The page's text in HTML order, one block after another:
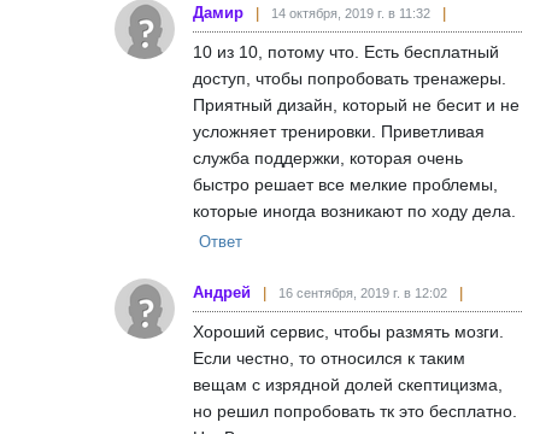
Дамир 14 октября, 2019 г. в 11:32
10 из 10, потому что. Есть бесплатный
доступ, чтобы попробовать тренажеры.
Приятный дизайн, который не бесит и не
усложняет тренировки. Приветливая
служба поддержки, которая очень
быстро решает все мелкие проблемы,
которые иногда возникают по ходу дела.
Ответ
Андрей 16 сентября, 2019 г. в 12:02
Хороший сервис, чтобы размять мозги.
Если честно, то относился к таким
вещам с изрядной долей скептицизма,
но решил попробовать тк это бесплатно.